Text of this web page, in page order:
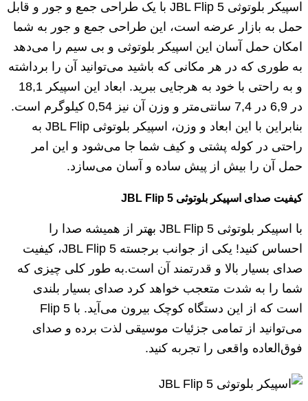
اسپیکر بلوتوثی JBL Flip 5 با یک طراحی جمع و جور و قابل
حمل به بازار عرضه است، این طراحی جمع و جور به شما
امکان حمل آسان این اسپیکر بلوتوثی و بی سیم را می‌دهد
به طوری که در هر مکانی که باشید می‌توانید آن را برداشته
و به راحتی با خود به هرجایی ببرید. ابعاد این اسپیکر 18,1
در 6,9 در 7,4 سانتی‌متر و وزن آن نیز 0,54 کیلوگرم است.
بنابراین با این ابعاد و وزن، اسپیکر بلوتوثی JBL Flip به
راحتی در کوله پشتی و کیف شما جا می‌شود و این امر
حمل آن را بیش از پیش ساده و آسان می‌سازد.
کیفیت صدای اسپیکر بلوتوثی JBL Flip 5
با اسپیکر بلوتوثی JBL Flip 5 بهتر از همیشه صدا را
احساس کنید! یکی از جوانب برجسته JBL Flip 5، کیفیت
صدای بسیار بالا و قدرتمند آن است.به طور کلی چیزی که
شما را به شدت متعجب خواهد کرد صدای بسیار بلندی
است که از این دستگاه کوچک بیرون می‌آید. با Flip 5
می‌توانید از تمامی جزئیات موسیقی لذت برده و صدای
فوق‌العاده واقعی را تجربه کنید.